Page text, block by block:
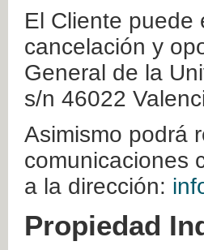
El Cliente puede
cancelación y
General de la
s/n 46022
Asimismo podrá
comunicaciones
a la dirección:
Propiedad